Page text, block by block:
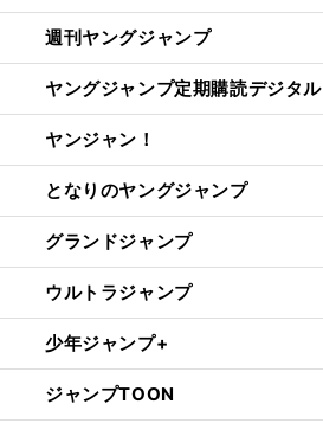
週刊ヤングジャンプ
ヤングジャンプ定期購読デジタル
ヤンジャン！
となりのヤングジャンプ
グランドジャンプ
ウルトラジャンプ
少年ジャンプ+
ジャンプTOON